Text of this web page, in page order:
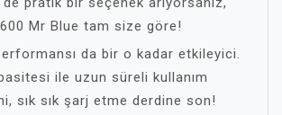
Mr Blue tam size göre!
da bir o kadar etkileyici.
ile uzun süreli kullanım
sık sık şarj etme derdine son!